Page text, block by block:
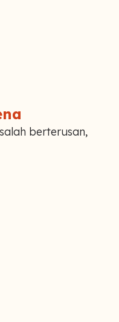
berterusan,